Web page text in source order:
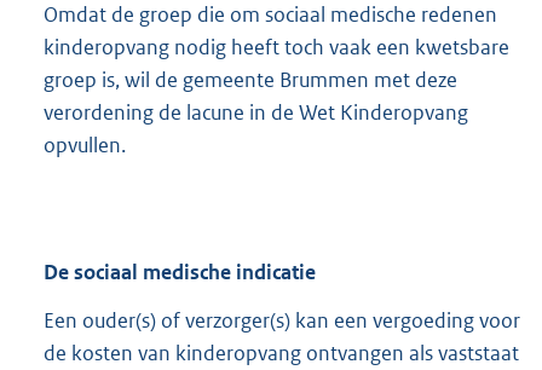
Omdat de groep die om sociaal medische redenen
kinderopvang nodig heeft toch vaak een kwetsbare
groep is, wil de gemeente Brummen met deze
verordening de lacune in de Wet Kinderopvang
opvullen.
De sociaal medische indicatie
Een ouder(s) of verzorger(s) kan een vergoeding voor
de kosten van kinderopvang ontvangen als vaststaat